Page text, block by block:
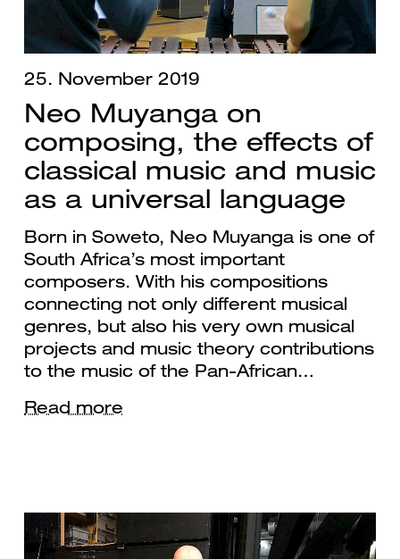
25. November 2019
Neo Muyanga on
composing, the effects of
classical music and music
as a universal language
Born in Soweto, Neo Muyanga is one of
South Africa’s most important
composers. With his compositions
connecting not only different musical
genres, but also his very own musical
projects and music theory contributions
to the music of the Pan-African…
Read more